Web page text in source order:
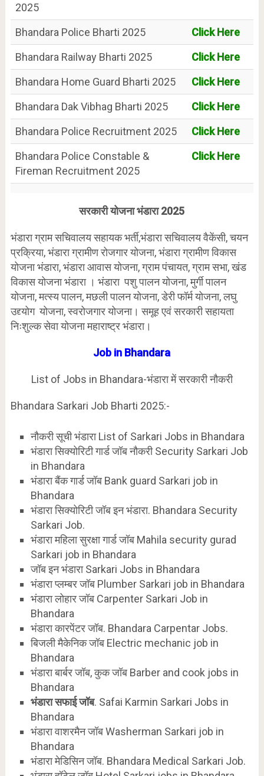
2025
Bhandara Police Bharti 2025
Click Here
Bhandara Railway Bharti 2025
Click Here
Bhandara Home Guard Bharti 2025
Click Here
Bhandara Dak Vibhag Bharti 2025
Click Here
Bhandara Police Recruitment 2025
Click Here
Bhandara Police Constable &
Fireman Recruitment 2025
Click Here
सरकारी योजना भंडारा 2025
भंडारा ग्राम सचिवालय सहायक भर्ती,भंडारा सचिवालय वैकेंसी, चयन
प्रक्रिया, भंडारा ग्रामीण रोजगार योजना, भंडारा ग्रामीण विकास
योजना भंडारा, भंडारा आवास योजना, ग्राम पंचायत, ग्राम सभा, खंड
विकास योजना भंडारा । भंडारा पशु पालन योजना, मुर्गी पालन
योजना, मत्स्य पालन, मछली पालन योजना, डेरी फॉर्म योजना, लघु
उद्द्योग योजना, स्वरोजगार योजना। समूह एवं सरकारी सहायता
निःशुल्क सेवा योजना महाराष्ट्र भंडारा।
Job in Bhandara
List of Jobs in Bhandara-भंडारा में सरकारी नौकरी
Bhandara Sarkari Job Bharti 2025:-
नौकरी सूची भंडारा List of Sarkari Jobs in Bhandara
भंडारा सिक्योरिटी गार्ड जॉब नौकरी Security Sarkari Job
in Bhandara
भंडारा बैंक गार्ड जॉब Bank guard Sarkari job in
Bhandara
भंडारा सिक्योरिटी जॉब इन भंडारा. Bhandara Security
Sarkari Job.
भंडारा महिला सुरक्षा गार्ड जॉब Mahila security gurad
Sarkari job in Bhandara
जॉब इन भंडारा Sarkari Jobs in Bhandara
भंडारा प्लम्बर जॉब Plumber Sarkari job in Bhandara
भंडारा लोहार जॉब Carpenter Sarkari Job in
Bhandara
भंडारा कारपेंटर जॉब. Bhandara Carpentar Jobs.
बिजली मैकेनिक जॉब Electric mechanic job in
Bhandara
भंडारा बार्बर जॉब, कुक जॉब Barber and cook jobs in
Bhandara
भंडारा सफाई जॉब. Safai Karmin Sarkari Jobs in
Bhandara
भंडारा वाशरमैन जॉब Washerman Sarkari job in
Bhandara
भंडारा मेडिसिन जॉब. Bhandara Medical Sarkari Job.